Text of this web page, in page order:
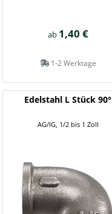
ab 1,40 €
1-2 Werktage
Edelstahl L Stück 90°
AG/IG, 1/2 bis 1 Zoll